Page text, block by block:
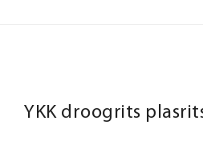
YKK droogrits